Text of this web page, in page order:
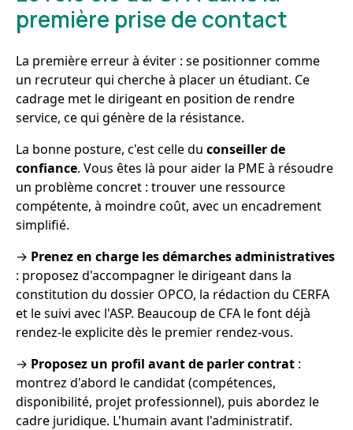
première prise de contact
La première erreur à éviter : se positionner comme
un recruteur qui cherche à placer un étudiant. Ce
cadrage met le dirigeant en position de rendre
service, ce qui génère de la résistance.
La bonne posture, c'est celle du conseiller de
confiance. Vous êtes là pour aider la PME à résoudre
un problème concret : trouver une ressource
compétente, à moindre coût, avec un encadrement
simplifié.
→ Prenez en charge les démarches administratives
: proposez d'accompagner le dirigeant dans la
constitution du dossier OPCO, la rédaction du CERFA
et le suivi avec l'ASP. Beaucoup de CFA le font déjà
rendez-le explicite dès le premier rendez-vous.
→ Proposez un profil avant de parler contrat :
montrez d'abord le candidat (compétences,
disponibilité, projet professionnel), puis abordez le
cadre juridique. L'humain avant l'administratif.